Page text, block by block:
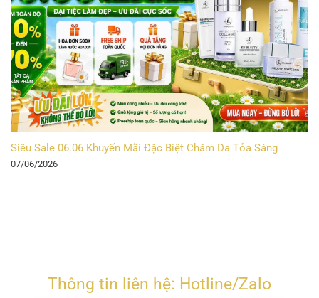
Siêu Sale 06.06 Khuyến Mãi Đặc Biệt Chăm Da Tỏa Sáng
07/06/2026
Thông tin liên hệ: Hotline/Zalo